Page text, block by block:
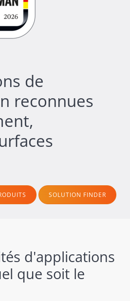
de
reconnues
SOLUTION FINDER
d'applications
que soit le